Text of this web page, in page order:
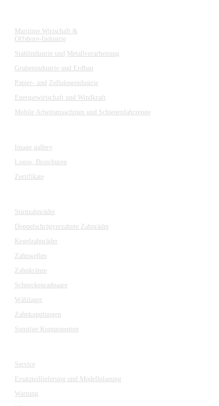
Maritime Wirtschaft &
Offshore-Industrie
Stahlindustrie und
Metallverarbeitung
Grubenindustrie und Erdbau
Papier- und Zelluloseindustrie
Energiewirtschaft und Windkraft
Mobile Arbeitsmaschinen und Schienenfahrzeuge
Image gallery
Logos, Broschüren
Zertifikate
Stirnzahnräder
Doppelschrägverzahnte Zahnräder
Kegelzahnräder
Zahnwellen
Zahnkränze
Schneckenradpaare
Wälzlager
Zahnkupplungen
Sonstige Komponenten
Service
Ersatzteillieferung und Modellplanung
Wartung